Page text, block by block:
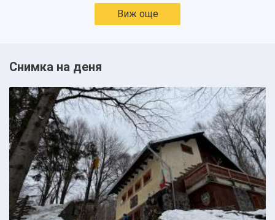
Виж още
Снимка на деня